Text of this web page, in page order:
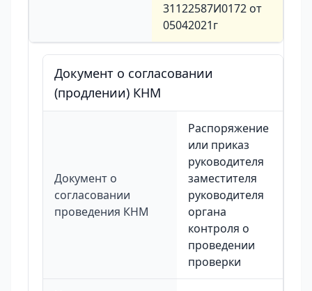
31122587И0172 от
05042021г
Документ о согласовании
(продлении) КНМ
Документ о
согласовании
проведения КНМ
Распоряжение
или приказ
руководителя
заместителя
руководителя
органа
контроля о
проведении
проверки